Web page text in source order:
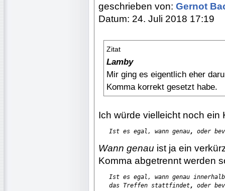
geschrieben von: Gernot
Datum: 24. Juli 2018 17:19
Zitat
Lamby
Mir ging es eigentlich eher
Komma korrekt gesetzt habe.
Ich würde vielleicht noch ein
Ist es egal, wann genau, oder
Wann genau ist ja ein
Komma abgetrennt werden
Ist es egal, wann genau
   das Treffen stattfindet
, oder